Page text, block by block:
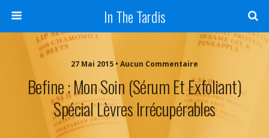
In The Tardis
27 Mai 2015 • Aucun Commentaire
Befine : Mon Soin (sérum Et Exfoliant)
Spécial Lèvres Irrécupérables